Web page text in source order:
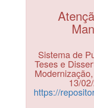
Sistema de
Teses e
13/
https://